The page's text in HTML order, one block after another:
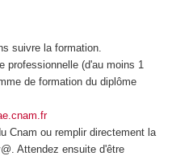
suivre la formation.
professionnelle (d'au moins 1
de formation du diplôme
Cnam ou remplir directement la
Attendez ensuite d'être